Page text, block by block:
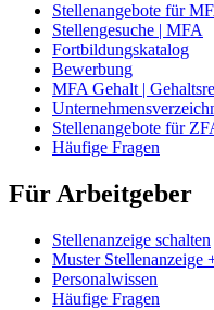
Stellenangebote für
Stellengesuche | MFA
Fortbildungskatalog
Bewerbung
MFA Gehalt |
Stellenangebote für
Häufige Fragen
Für Arbeitgeber
Stellenanzeige schalten
Muster Stellenanzeige
Personalwissen
Häufige Fragen